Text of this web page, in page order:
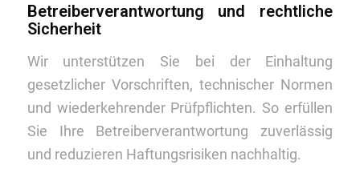
Betreiberverantwortung und rechtliche
Sicherheit
Wir unterstützen Sie bei der Einhaltung
gesetzlicher Vorschriften, technischer Normen
und wiederkehrender Prüfpflichten. So erfüllen
Sie Ihre Betreiberverantwortung zuverlässig
und reduzieren Haftungsrisiken nachhaltig.